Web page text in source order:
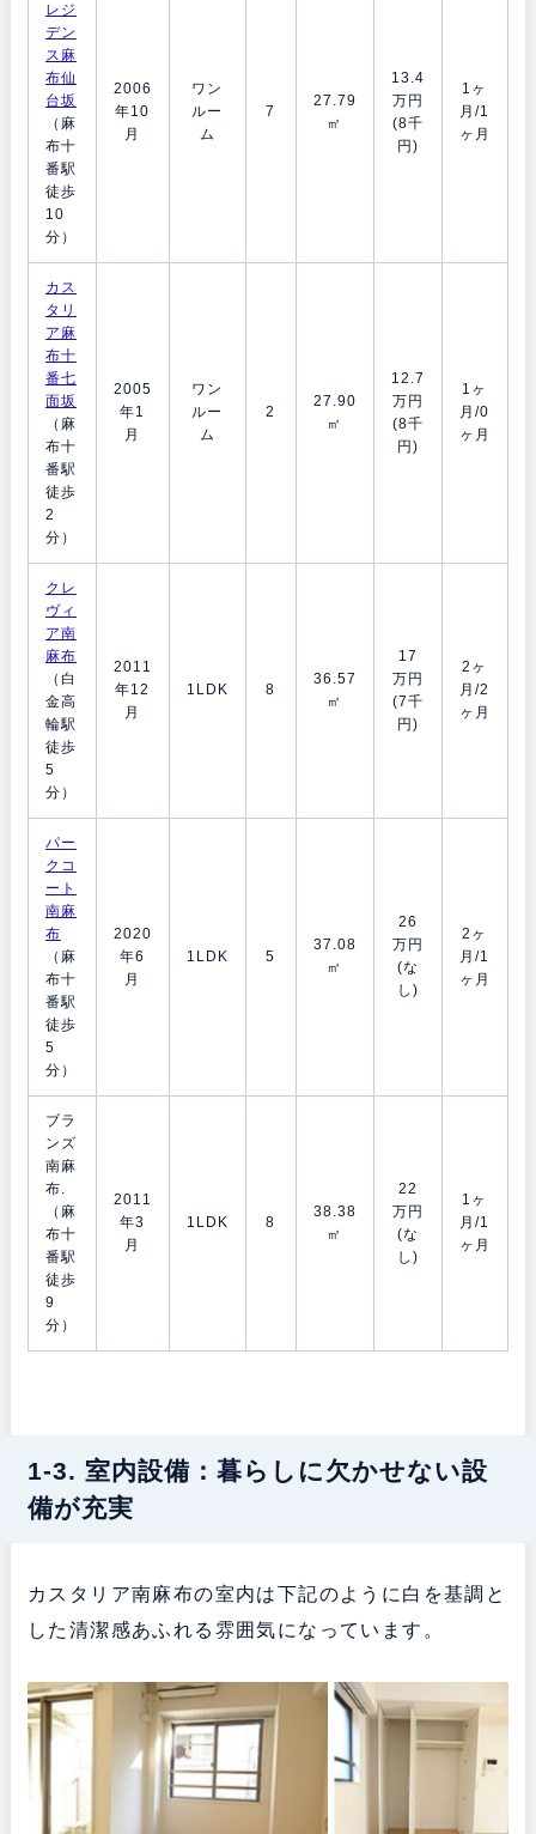
レジ
デン
ス麻
布仙
台坂
（麻
布十
番駅
徒歩
10
分）
2006
年10
月
ワン
ルー
ム
7
27.79
㎡
13.4
万円
(8千
円)
1ヶ
月/1
ヶ月
カス
タリ
ア麻
布十
番七
面坂
（麻
布十
番駅
徒歩
2
分）
2005
年1
月
ワン
ルー
ム
2
27.90
㎡
12.7
万円
(8千
円)
1ヶ
月/0
ヶ月
クレ
ヴィ
ア南
麻布
（白
金高
輪駅
徒歩
5
分）
2011
年12
月
1LDK 8
36.57
㎡
17
万円
(7千
円)
2ヶ
月/2
ヶ月
パー
クコ
ート
南麻
布
（麻
布十
番駅
徒歩
5
分）
2020
年6
月
1LDK 5
37.08
㎡
26
万円
(な
し)
2ヶ
月/1
ヶ月
ブラ
ンズ
南麻
布.
（麻
布十
番駅
徒歩
9
分）
2011
年3
月
1LDK 8
38.38
㎡
22
万円
(な
し)
1ヶ
月/1
ヶ月
1-3. 室内設備：暮らしに欠かせない設
備が充実
カスタリア南麻布の室内は下記のように白を基調と
した清潔感あふれる雰囲気になっています。